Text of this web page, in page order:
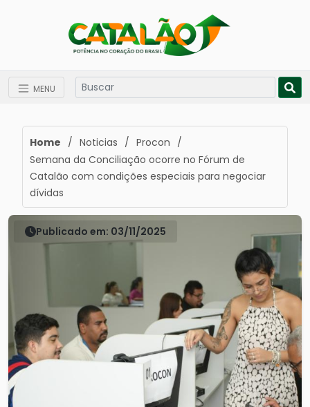
MENU
Home / Noticias / Procon /
Semana da Conciliação ocorre no Fórum de
Catalão com condições especiais para negociar
dívidas
Publicado em: 03/11/2025